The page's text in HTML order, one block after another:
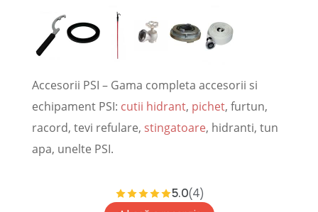
Accesorii PSI – Gama completa accesorii si
echipament PSI: cutii hidrant, pichet, furtun,
racord, tevi refulare, stingatoare, hidranti, tun
apa, unelte PSI.